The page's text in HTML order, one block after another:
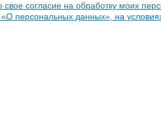
согласие на обработку моих
персональных данных», на